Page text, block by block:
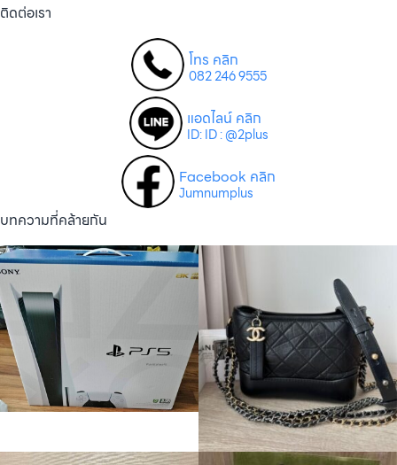
ติดต่อเรา
โทร คลิก
082 246 9555
แอดไลน์ คลิก
ID: ID : @2plus
Facebook คลิก
Jumnumplus
บทความที่คล้ายกัน